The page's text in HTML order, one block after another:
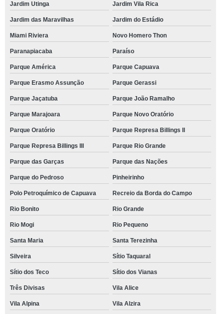
Jardim Utinga Jardim Vila Rica
Jardim das Maravilhas Jardim do Estádio
Miami Riviera Novo Homero Thon
Paranapiacaba Paraíso
Parque América Parque Capuava
Parque Erasmo Assunção Parque Gerassi
Parque Jaçatuba Parque João Ramalho
Parque Marajoara Parque Novo Oratório
Parque Oratório Parque Represa Billings II
Parque Represa Billings III Parque Rio Grande
Parque das Garças Parque das Nações
Parque do Pedroso Pinheirinho
Polo Petroquímico de Capuava Recreio da Borda do Campo
Rio Bonito Rio Grande
Rio Mogi Rio Pequeno
Santa Maria Santa Terezinha
Silveira Sítio Taquaral
Sítio dos Teco Sítio dos Vianas
Três Divisas Vila Alice
Vila Alpina Vila Alzira